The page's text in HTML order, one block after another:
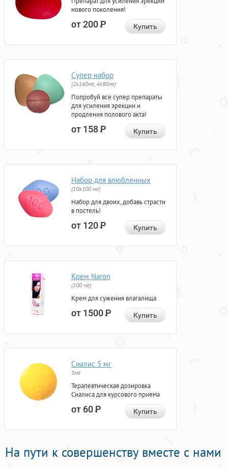
нового поколения!
от 200Р Купить
Супер набор
(2х160мг, 4х80мг)
Попробуй все супер препараты
для усиления эрекции и
продления полового акта!
от 158Р Купить
Набор для влюбленных
(10х100 мг)
Набор для двоих, добавь страсти
в постель!
от 120Р Купить
Крем Naron
(100 мг)
Крем для сужения влагалища
от 1500Р Купить
Сиалис 5 мг
5мг
Терапевтическая дозировка
Сиалиса для курсового приема
от 60Р Купить
На пути к совершенству вместе с нами